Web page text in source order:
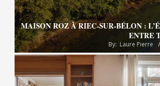
MAISON ROZ À RIEC-SUR-BÉLON :
ENTRE
By: Laure Pierre